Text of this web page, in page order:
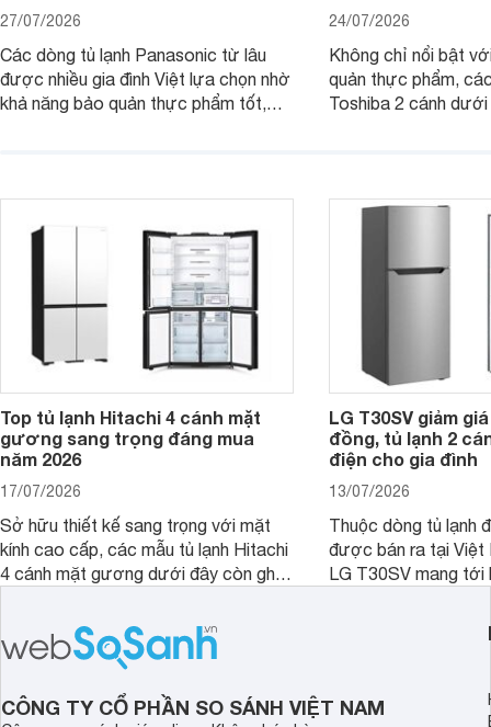
27/07/2026
Các dòng tủ lạnh Panasonic từ lâu
được nhiều gia đình Việt lựa chọn nhờ
khả năng bảo quản thực phẩm tốt,
phân khúc khiến không ít người dùng
phải cân nhắc. Trên thị trường hiện
24/07/2026
Không chỉ nổi bật
quản thực phẩm,
Toshiba 2 cánh
Top tủ lạnh Hitachi 4 cánh mặt
gương sang trọng đáng mua
năm 2026
17/07/2026
Sở hữu thiết kế sang trọng với mặt
kính cao cấp, các mẫu tủ lạnh Hitachi
4 cánh mặt gương dưới đây còn ghi
công nghệ bảo quản hiện đại, đáp ứng
tốt nhu cầu lưu trữ thực phẩm của gia
LG T30SV giảm
đồng, tủ lạnh 2
điện cho gia đình
13/07/2026
Thuộc dòng tủ lạnh
được bán ra tại Việt
LG T30SV mang tới
mức giá bán dễ
nhiều khách hàng
CÔNG TY CỔ PHẦN SO SÁNH VIỆT NAM